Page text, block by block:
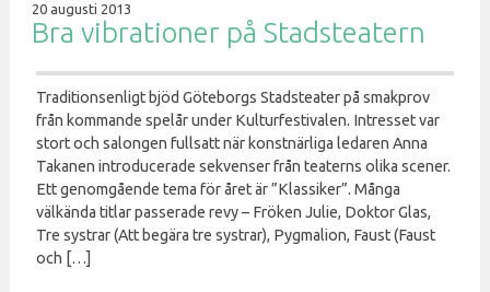
20 augusti 2013
Bra vibrationer på Stadsteatern
Traditionsenligt bjöd Göteborgs Stadsteater på smakprov
från kommande spelår under Kulturfestivalen. Intresset var
stort och salongen fullsatt när konstnärliga ledaren Anna
Takanen introducerade sekvenser från teaterns olika scener.
Ett genomgående tema för året är ”Klassiker”. Många
välkända titlar passerade revy – Fröken Julie, Doktor Glas,
Tre systrar (Att begära tre systrar), Pygmalion, Faust (Faust
och […]